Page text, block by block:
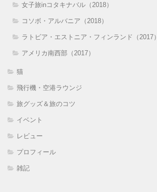
女子旅inコタキナバル（2018）
コソボ・アルバニア（2018）
ラトビア・エストニア・フィンランド（2017）
アメリカ南西部（2017）
猫
飛行機・空港ラウンジ
旅グッズ＆旅のコツ
イベント
レビュー
プロフィール
雑記